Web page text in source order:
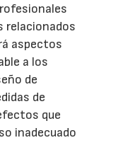
relacionados
aspectos
a los
de
de
que
inadecuado